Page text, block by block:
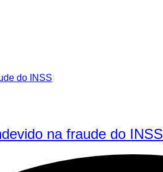
na fraude do INSS